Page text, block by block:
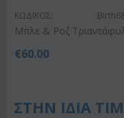
ΚΩΔΙΚΟΣ:
Μπλε & Ροζ
€60.00
ΣΤΗΝ ΙΔΙΑ